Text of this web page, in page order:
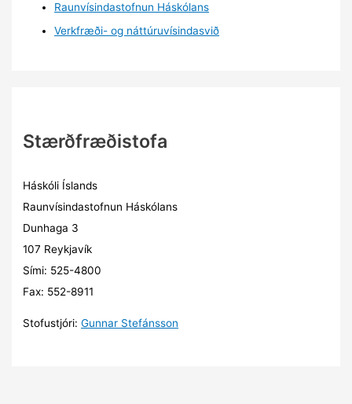
Raunvísindastofnun Háskólans
Verkfræði- og náttúruvísindasvið
Stærðfræðistofa
Háskóli Íslands
Raunvísindastofnun Háskólans
Dunhaga 3
107 Reykjavík
Sími: 525-4800
Fax: 552-8911
Stofustjóri:Gunnar Stefánsson